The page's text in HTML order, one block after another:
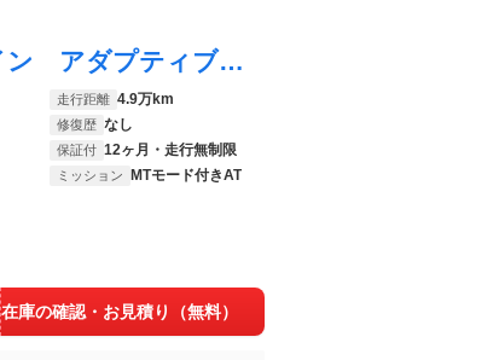
ゴルフヴァリアント ＴＳＩ コンフォートライン アダプティブクルーズ ＬＥＤライト ドラレコ Ｂｌｕｅｔｏｏｔｈ接続 リアビューカメラ 衝突軽減ブレーキ フルセグＴＶ ターボ 横滑り防止機能 電動格納ミラー キーレスエントリー ナビＴＶ 記録簿
走行距離 4.9万km
修復歴 なし
保証付 12ヶ月・走行無制限
ミッション MTモード付きAT
在庫の確認・お見積り（無料）